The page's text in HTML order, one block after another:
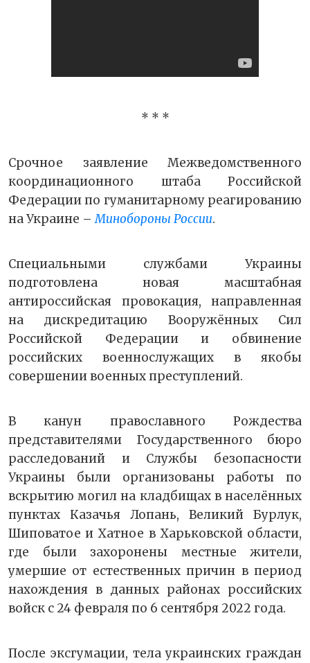
* * *
Срочное заявление Межведомственного
координационного штаба Российской
Федерации по гуманитарному реагированию
на Украине –Минобороны России.
Специальными службами Украины
подготовлена новая масштабная
антироссийская провокация, направленная
на дискредитацию Вооружённых Сил
Российской Федерации и обвинение
российских военнослужащих в якобы
совершении военных преступлений.
В канун православного Рождества
представителями Государственного бюро
расследований и Службы безопасности
Украины были организованы работы по
вскрытию могил на кладбищах в населённых
пунктах Казачья Лопань, Великий Бурлук,
Шиповатое и Хатное в Харьковской области,
где были захоронены местные жители,
умершие от естественных причин в период
нахождения в данных районах российских
войск с 24 февраля по 6 сентября 2022 года.
После эксгумации, тела украинских граждан